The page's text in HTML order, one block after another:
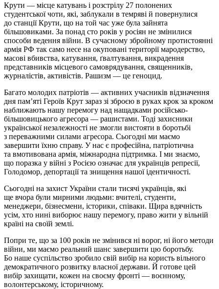
Крути — місце катувань і розстрілу 27 полонених
студентської чоти, які, заблукали в темряві й повернулися
до станції Крути, що на той час уже була зайнята
більшовиками. За понад сто років у росіян не змінилися
способи ведення війни. В сучасному збройному протистоянні
армія РФ так само несе на окуповані території мародерство,
масові вбивства, катування, ґвалтування, викрадення
представників місцевого самоврядування, священників,
журналістів, активістів. Рашизм — це геноцид.
Багато молодих патріотів — активних учасників відзначення
дня пам’яті Героїв Крут зараз зі зброєю в руках крок за кроком
наближають нашу перемогу над нащадками російсько-
більшовицького агресора — рашистами. Тоді захисники
української незалежності не змогли вистояти в боротьбі
з переважними силами агресора. Сьогодні ми маємо
завершити їхню справу. У нас є професійна, патріотична
та вмотивована армія, міжнародна підтримка. І ми знаємо,
що поразка у війні з Росією означає для українців репресії,
Голодомор, депортації та знищення нашої ідентичності.
Сьогодні на захист України стали тисячі українців, які
ще вчора були мирними людьми: вчителі, студенти,
менеджери, бізнесмени, історики, співаки. Щира вдячність
усім, хто нині виборює нашу перемогу, право жити у вільній
країні на своїй землі.
Попри те, що за 100 років не змінився ні ворог, ні його методи
війни, ми маємо реальний шанс завершити цю боротьбу.
Бо наше суспільство зробило свій вибір на користь вільного
демократичного розвитку власної держави. Й готове цей
вибір захищати, кожен на своєму фронті — воєнному,
волонтерському, історичному.